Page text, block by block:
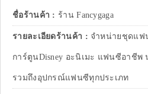
ชื่อร้านค้า : ร้าน Fancygaga
รายละเอียดร้านค้า : จำหน่ายชุดแฟ
การ์ตูนDisney อะนิเมะ แฟนซีอาชีพ
รวมถึงอุปกรณ์แฟนซีทุกประเภท